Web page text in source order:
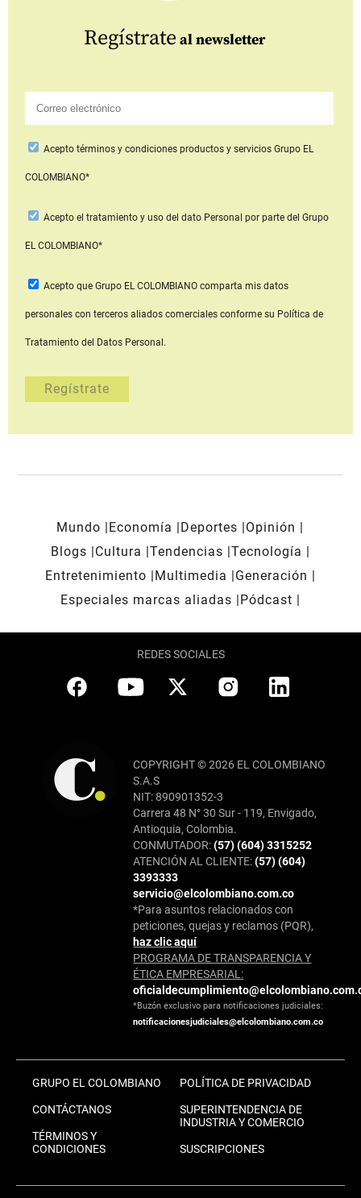
Regístrate al newsletter
Aceptotérminos y condiciones productos y serviciosGrupo EL
COLOMBIANO*
Acepto el tratamiento y uso del dato Personal por parte del Grupo
EL COLOMBIANO*
Acepto que Grupo EL COLOMBIANOcomparta mis datos
personales con terceros aliados comerciales conforme su Política de
Tratamiento del Datos Personal.
Mundo Economía Deportes
Opinión
Blogs
Cultura Tendencias Tecnología
Entretenimiento
Multimedia
Generación
Especiales marcas aliadas
Pódcast
REDES SOCIALES
COPYRIGHT © 2026 EL COLOMBIANO
S.A.S
NIT: 890901352-3
Carrera 48 N° 30 Sur - 119, Envigado,
Antioquia, Colombia.
CONMUTADOR:(57) (604) 3315252
ATENCIÓN AL CLIENTE:(57) (604)
3393333
servicio@elcolombiano.com.co
*Para asuntos relacionados con
peticiones, quejas y reclamos (PQR),
haz clic aquí
PROGRAMA DE TRANSPARENCIA Y
ÉTICA EMPRESARIAL:
*Buzón exclusivo para notificaciones judiciales:
notificacionesjudiciales@elcolombiano.com.co
GRUPO EL COLOMBIANO
CONTÁCTANOS
TÉRMINOS Y
CONDICIONES
POLÍTICA DE PRIVACIDAD
SUPERINTENDENCIA DE
INDUSTRIA Y COMERCIO
SUSCRIPCIONES